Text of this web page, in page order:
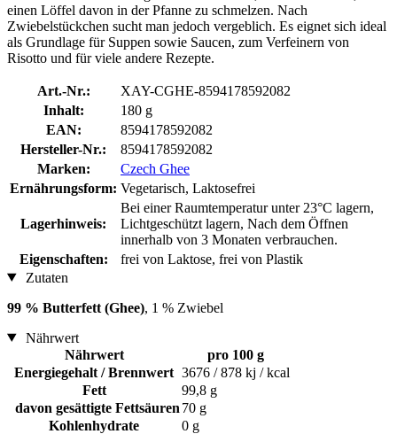
einen Löffel davon in der Pfanne zu schmelzen. Nach
Zwiebelstückchen sucht man jedoch vergeblich. Es eignet sich ideal
als Grundlage für Suppen sowie Saucen, zum Verfeinern von
Risotto und für viele andere Rezepte.
Art.-Nr.:
XAY-CGHE-8594178592082
Inhalt:
180 g
EAN:
8594178592082
Hersteller-Nr.:
8594178592082
Marken:
Czech Ghee
Ernährungsform: Vegetarisch, Laktosefrei
Lagerhinweis:
Bei einer Raumtemperatur unter 23°C lagern,
Lichtgeschützt lagern, Nach dem Öffnen
innerhalb von 3 Monaten verbrauchen.
Eigenschaften:
frei von Laktose, frei von Plastik
Zutaten
99 % Butterfett (Ghee), 1 % Zwiebel
Nährwert
Nährwert
pro 100 g
Energiegehalt / Brennwert 3676 / 878 kj / kcal
Fett
99,8 g
davon gesättigte Fettsäuren 70 g
Kohlenhydrate
0 g